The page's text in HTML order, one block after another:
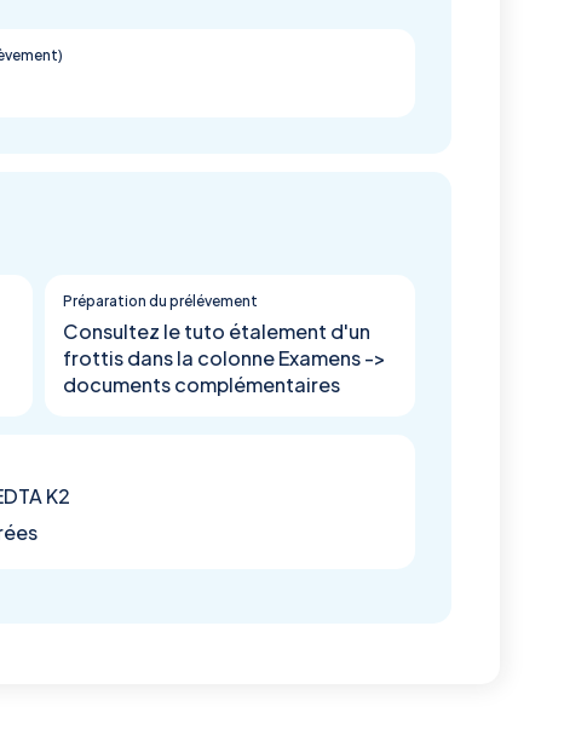
Préparation du prélévement
Consultez le tuto étalement d'un
frottis dans la colonne Examens ->
documents complémentaires
K2